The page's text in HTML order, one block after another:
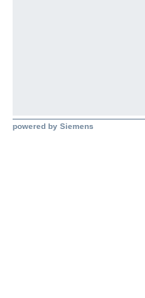
powered by Siemens